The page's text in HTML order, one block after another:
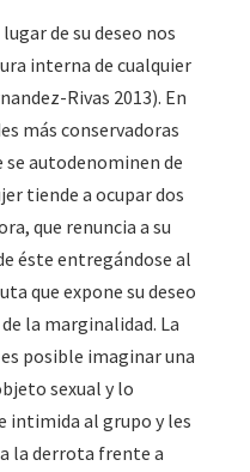
de su deseo nos
interna de cualquier
Rivas 2013). En
más conservadoras
autodenominen de
tiende a ocupar dos
que renuncia a su
éste entregándose al
que expone su deseo
la marginalidad. La
posible imaginar una
sexual y lo
intimida al grupo y les
la derrota frente a